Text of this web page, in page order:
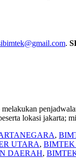
.
lokasi jakarta;
,
UTARA,
DAERAH,